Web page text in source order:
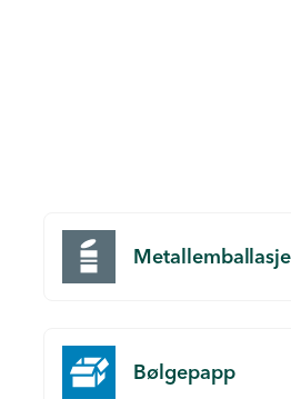
Metallemballasje
Bølgepapp